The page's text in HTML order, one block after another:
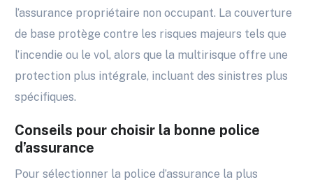
l’assurance propriétaire non occupant. La couverture
de base protège contre les risques majeurs tels que
l’incendie ou le vol, alors que la multirisque offre une
protection plus intégrale, incluant des sinistres plus
spécifiques.
Conseils pour choisir la bonne police
d’assurance
Pour sélectionner la police d’assurance la plus